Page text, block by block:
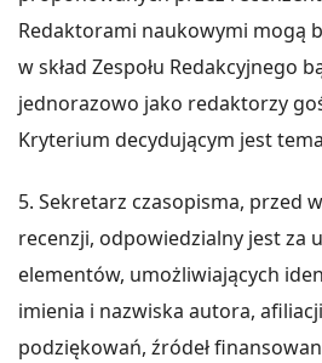
Redaktorami naukowymi mogą
w skład Zespołu Redakcyjnego
jednorazowo jako redaktorzy
Kryterium decydującym jest
5. Sekretarz czasopisma, przed
recenzji, odpowiedzialny jest za
elementów, umożliwiających
imienia i nazwiska autora,
podziękowań, źródeł